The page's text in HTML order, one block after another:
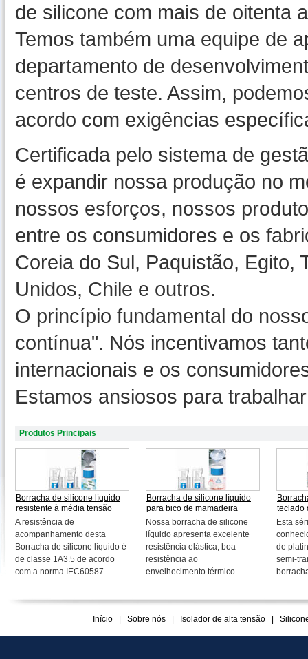
de silicone com mais de oitenta
Temos também uma equipe de
departamento de
centros de teste. Assim,
acordo com exigências
Certificada pelo sistema de
é expandir nossa produção no
nossos esforços, nossos
entre os consumidores e os
Coreia do Sul, Paquistão, Egito,
Unidos, Chile e outros.
O princípio fundamental do
contínua". Nós incentivamos
internacionais e os
Estamos ansiosos para
Produtos Principais
Borracha de silicone líquido
resistente à média tensão
A resistência de
acompanhamento desta
Borracha de silicone líquido é
de classe 1A3.5 de acordo
com a norma IEC60587.
Borracha de silicone líquido
para bico de mamadeira
Nossa borracha de silicone
líquido apresenta excelente
resistência elástica, boa
resistência ao
envelhecimento térmico ...
teclado
Esta
de
semi-
Início Sobre nós Isolador de alta tensão